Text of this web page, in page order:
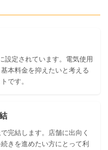
設定されています。電気使用
本料金を抑えたいと考える
です。
完結します。店舗に出向く
きを進めたい方にとって利